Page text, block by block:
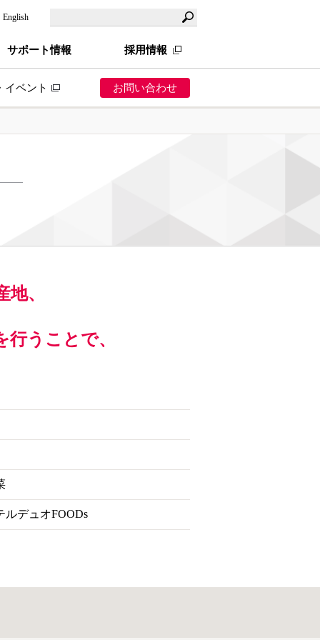
English
サポート情報 採用情報
イベント お問い合わせ
、
うことで、
ルデュオFOODs